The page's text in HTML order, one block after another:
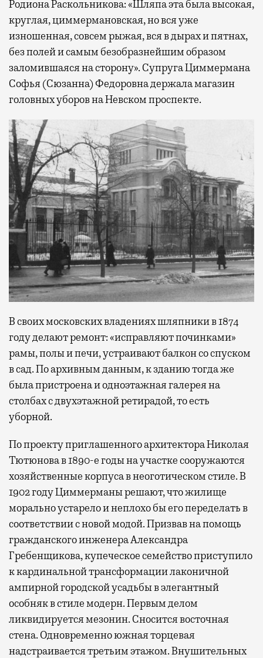
Родиона Раскольникова: «Шляпа эта была высокая,
круглая, циммермановская, но вся уже
изношенная, совсем рыжая, вся в дырах и пятнах,
без полей и самым безобразнейшим образом
заломившаяся на сторону». Супруга Циммермана
Софья (Сюзанна) Федоровна держала магазин
головных уборов на Невском проспекте.
В своих московских владениях шляпники в 1874
году делают ремонт: «исправляют починками»
рамы, полы и печи, устраивают балкон со спуском
в сад. По архивным данным, к зданию тогда же
была пристроена и одноэтажная галерея на
столбах с двухэтажной ретирадой, то есть
уборной.
По проекту приглашенного архитектора Николая
Тютюнова в 1890-е годы на участке сооружаются
хозяйственные корпуса в неоготическом стиле. В
1902 году Циммерманы решают, что жилище
морально устарело и неплохо бы его переделать в
соответствии с новой модой. Призвав на помощь
гражданского инженера Александра
Гребенщикова, купеческое семейство приступило
к кардинальной трансформации лаконичной
ампирной городской усадьбы в элегантный
особняк в стиле модерн. Первым делом
ликвидируется мезонин. Сносится восточная
стена. Одновременно южная торцевая
надстраивается третьим этажом. Внушительных